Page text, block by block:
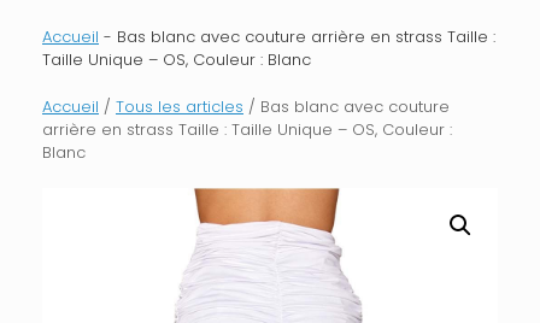
Accueil - Bas blanc avec couture arrière en strass Taille :
Taille Unique – OS, Couleur : Blanc
Accueil / Tous les articles / Bas blanc avec couture
arrière en strass Taille : Taille Unique – OS, Couleur :
Blanc